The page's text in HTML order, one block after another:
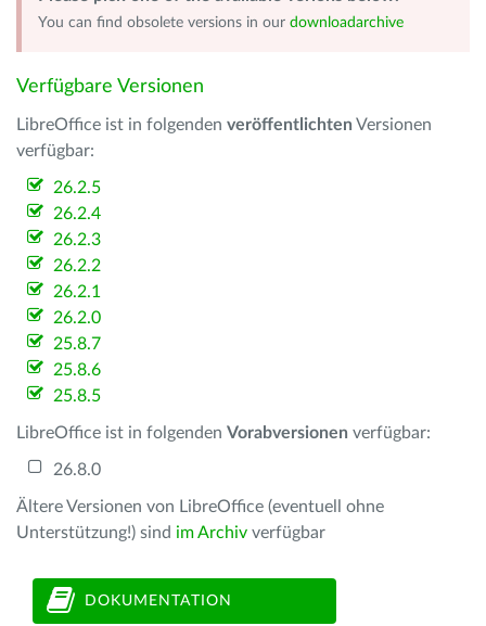
You can find obsolete versions in our downloadarchive
Verfügbare Versionen
LibreOffice ist in folgenden veröffentlichten Versionen
verfügbar:
26.2.5
26.2.4
26.2.3
26.2.2
26.2.1
26.2.0
25.8.7
25.8.6
25.8.5
LibreOffice ist in folgenden Vorabversionen verfügbar:
26.8.0
Ältere Versionen von LibreOffice (eventuell ohne
Unterstützung!) sind im Archiv verfügbar
DOKUMENTATION